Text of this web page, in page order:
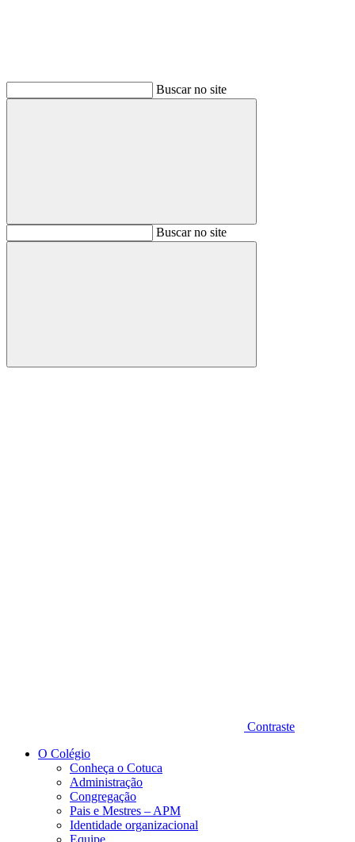
Buscar no site
BuscarBuscar no site
Buscar
Contraste
O Colégio
Conheça o Cotuca
Administração
Congregação
Pais e Mestres – APM
Identidade organizacional
Equipe